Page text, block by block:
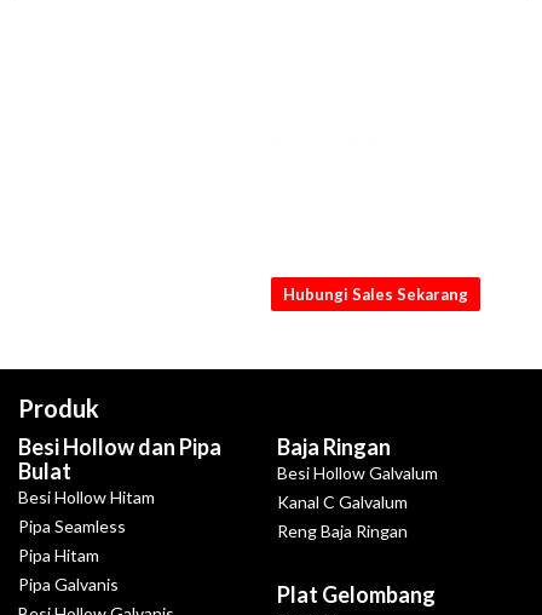
Hubungi Sales Sekarang
Produk
Besi Hollow dan Pipa
Bulat
Besi Hollow Hitam
Pipa Seamless
Pipa Hitam
Pipa Galvanis
Baja Ringan
Besi Hollow Galvalum
Kanal C Galvalum
Reng Baja Ringan
Plat Gelombang